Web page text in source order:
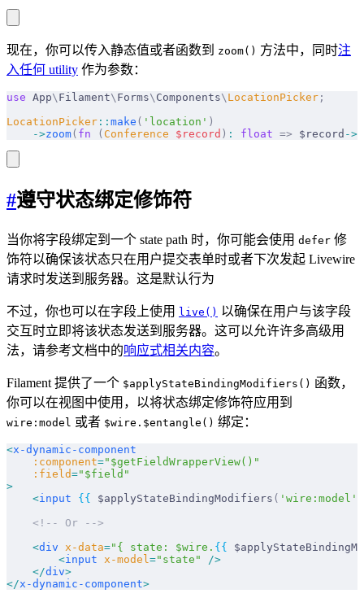
现在，你可以传入静态值或者函数到 zoom() 方法中，同时注
入任何 utility 作为参数：
use App\ Filament\ Forms\ Components\ LocationPicker ;
LocationPicker :: make ( 'location' )
    ->
zoom( fn ( Conference $ record ) : float => $record ->
#遵守状态绑定修饰符
当你将字段绑定到一个 state path 时，你可能会使用 defer 修
饰符以确保该状态只在用户提交表单时或者下次发起 Livewire
请求时发送到服务器。这是默认行为
不过，你也可以在字段上使用 live() 以确保在用户与该字段
交互时立即将该状态发送到服务器。这可以允许许多高级用
法，请参考文档中的响应式相关内容。
Filament 提供了一个 $applyStateBindingModifiers() 函数，
你可以在视图中使用，以将状态绑定修饰符应用到
wire:model 或者 $wire.$entangle() 绑定：
<x-dynamic-component
    :component
="$getFieldWrapperView()"
    :field
="$field"
>
    <
input {{ $applyStateBindingModifiers ( 'wire:model'
    <!-- Or -->
    <
div x-data="{ state: $wire. {{
        <
input x-model="state"
/>
    </
div>
</x-dynamic-component>